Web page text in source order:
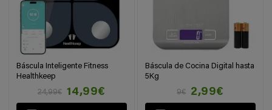
Báscula Inteligente Fitness
Healthkeep
24,99€
14,99€
Báscula de Cocina Digital hasta
5Kg
9€
2,99€